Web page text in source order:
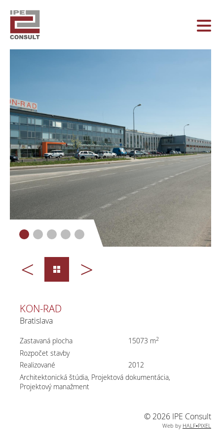
< >
KON-RAD
Bratislava
Zastavaná plocha 15073 m2
Rozpočet stavby
Realizované
2012
Architektonická štúdia Projektová dokumentácia
Projektový manažment
© 2026 IPE Consult
Web by HALF•PIXEL